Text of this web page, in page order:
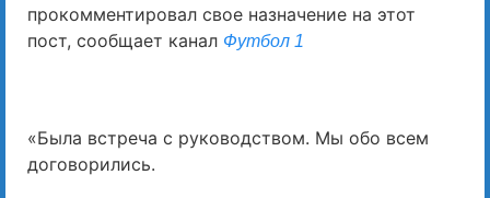
прокомментировал свое назначение на этот
пост, сообщает канал Футбол 1
«Была встреча с руководством. Мы обо всем
договорились.